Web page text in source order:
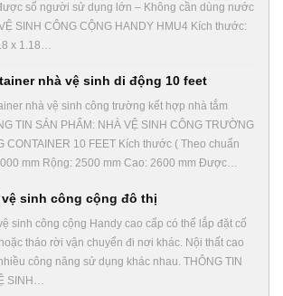
số người sử dụng lớn – Không cần dùng nước
SINH CÔNG CỘNG HANDY HMU4 Kích thước:
x 1.18…
nhà vệ sinh di động 10 feet
nhà vệ sinh công trường kết hợp nhà tắm
TIN SẢN PHẨM: NHÀ VỆ SINH CÔNG TRƯỜNG
CONTAINER 10 FEET Kích thước ( Theo chuẩn
mm Rộng: 2500 mm Cao: 2600 mm Được…
vệ sinh công cộng đô thị
sinh công cộng Handy cao cấp có thể lắp đặt cố
tháo rời vận chuyển đi nơi khác. Nội thất cao
công năng sử dụng khác nhau. THÔNG TIN
SINH…